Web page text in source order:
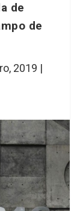
de
de
2019 |